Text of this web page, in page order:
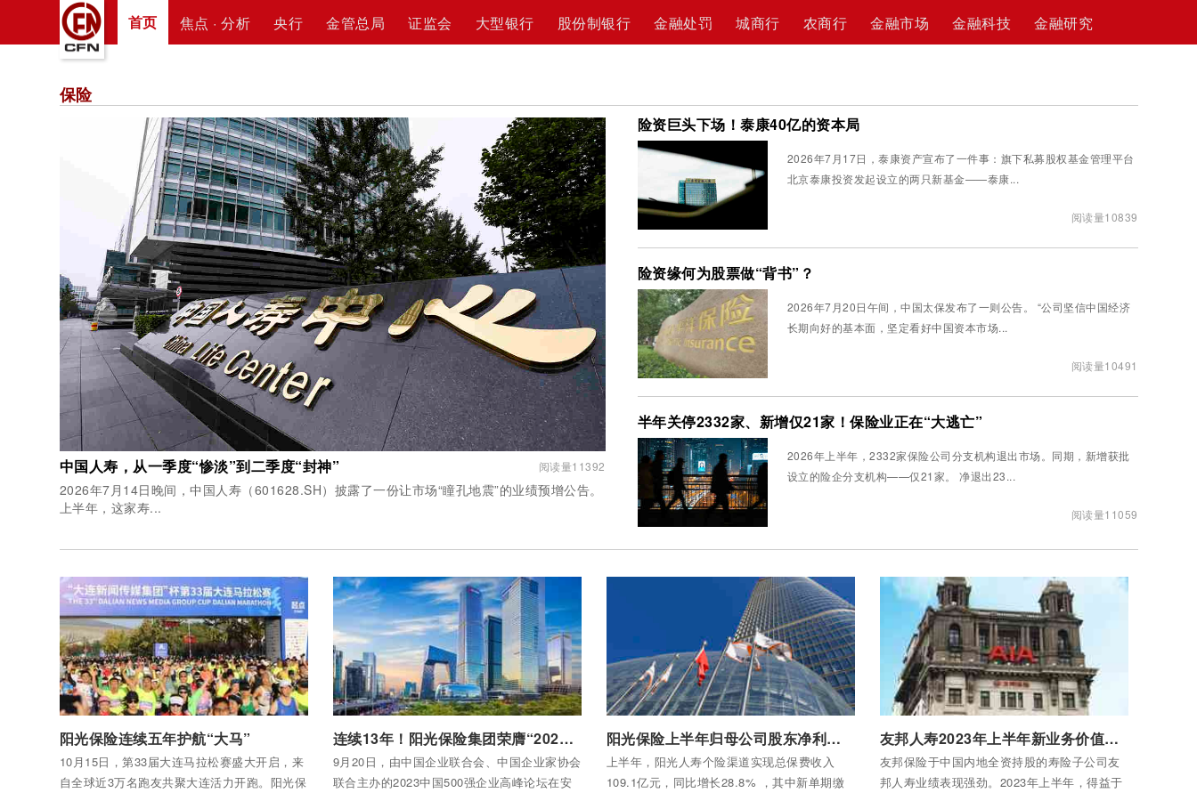
首页 焦点 · 分析 央行 金管总局 证监会 大型银行 股份制银行 金融处罚 城商行 农商行 金融市场 金融科技 金融研究
保险
中国人寿，从一季度“惨淡”到二季度“封神” 阅读量11392
2026年7月14日晚间，中国人寿（601628.SH）披露了一份让市场“瞳孔地震”的业绩预增公告。
上半年，这家寿...
险资巨头下场！泰康40亿的资本局
2026年7月17日，泰康资产宣布了一件事：旗下私募股权基金管理平台
北京泰康投资发起设立的两只新基金——泰康...
阅读量10839
险资缘何为股票做“背书”？
2026年7月20日午间，中国太保发布了一则公告。 “公司坚信中国经济
长期向好的基本面，坚定看好中国资本市场...
阅读量10491
半年关停2332家、新增仅21家！保险业正在“大逃亡”
2026年上半年，2332家保险公司分支机构退出市场。同期，新增获批
设立的险企分支机构——仅21家。 净退出23...
阅读量11059
阳光保险连续五年护航“大马”
10月15日，第33届大连马拉松赛盛大开启，来
自全球近3万名跑友共聚大连活力开跑。阳光保
连续13年！阳光保险集团荣膺“2023中国企业500强”
9月20日，由中国企业联合会、中国企业家协会
联合主办的2023中国500强企业高峰论坛在安
阳光保险上半年归母公司股东净利润29亿元
上半年，阳光人寿个险渠道实现总保费收入
109.1亿元，同比增长28.8% ，其中新单期缴
友邦人寿2023年上半年新业务价值迎来14%增长
友邦保险于中国内地全资持股的寿险子公司友
邦人寿业绩表现强劲。2023年上半年，得益于